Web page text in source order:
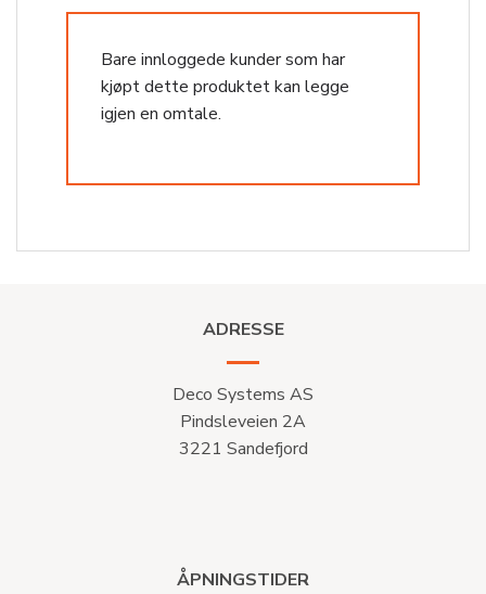
Bare innloggede kunder som har
kjøpt dette produktet kan legge
igjen en omtale.
ADRESSE
Deco Systems AS
Pindsleveien 2A
3221 Sandefjord
ÅPNINGSTIDER